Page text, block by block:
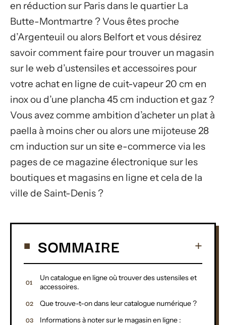
en réduction sur Paris dans le quartier La
Butte-Montmartre ? Vous êtes proche
d’Argenteuil ou alors Belfort et vous désirez
savoir comment faire pour trouver un magasin
sur le web d’ustensiles et accessoires pour
votre achat en ligne de cuit-vapeur 20 cm en
inox ou d’une plancha 45 cm induction et gaz ?
Vous avez comme ambition d’acheter un plat à
paella à moins cher ou alors une mijoteuse 28
cm induction sur un site e-commerce via les
pages de ce magazine électronique sur les
boutiques et magasins en ligne et cela de la
ville de Saint-Denis ?
SOMMAIRE
Un catalogue en ligne où trouver des ustensiles et
accessoires.
Que trouve-t-on dans leur catalogue numérique ?
Informations à noter sur le magasin en ligne :